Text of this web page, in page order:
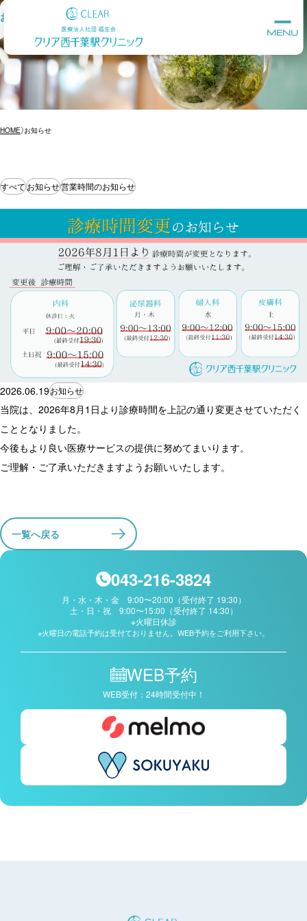
MENU
お知らせ
HOME お知らせ
すべてお知らせ営業時間のお知らせ
2026.06.19お知らせ
当院は、2026年8月1日より診療時間を上記の通り変更させていただく
こととなりました。
今後もより良い医療サービスの提供に努めてまいります。
ご理解・ご了承いただきますようお願いいたします。
一覧へ戻る
043-216-3824
月・水・木・金 9:00〜20:00（受付終了 19:30）
土・日・祝 9:00〜15:00（受付終了 14:30）
※火曜日休診
※火曜日の電話予約は受付ておりません。WEB予約をご利用下さい。
WEB予約
WEB受付：24時間受付中！